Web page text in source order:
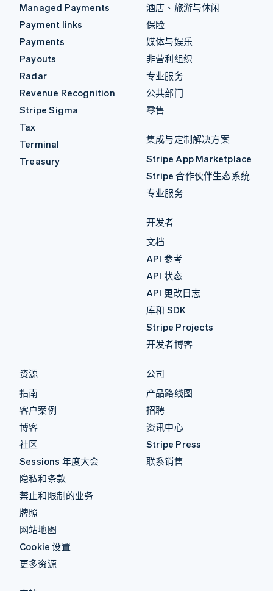
Managed Payments
Payment links
Payments
Payouts
Radar
Revenue Recognition
Stripe Sigma
Tax
Terminal
Treasury
酒店、旅游与休闲
保险
媒体与娱乐
非营利组织
专业服务
公共部门
零售
集成与定制解决方案
Stripe App Marketplace
Stripe 合作伙伴生态系统
专业服务
开发者
文档
API 参考
API 状态
API 更改日志
库和 SDK
Stripe Projects
开发者博客
资源
指南
客户案例
博客
社区
Sessions 年度大会
隐私和条款
禁止和限制的业务
牌照
网站地图
Cookie 设置
更多资源
公司
产品路线图
招聘
资讯中心
Stripe Press
联系销售